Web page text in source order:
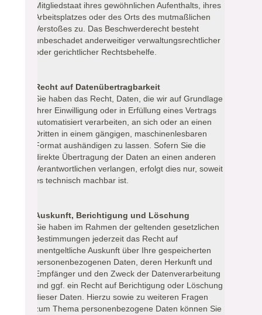
Mitgliedstaat ihres gewöhnlichen Aufenthalts, ihres
Arbeitsplatzes oder des Orts des mutmaßlichen
Verstoßes zu. Das Beschwerderecht besteht
unbeschadet anderweitiger verwaltungsrechtlicher
oder gerichtlicher Rechtsbehelfe.
Recht auf Datenübertragbarkeit
Sie haben das Recht, Daten, die wir auf Grundlage
Ihrer Einwilligung oder in Erfüllung eines Vertrags
automatisiert verarbeiten, an sich oder an einen
Dritten in einem gängigen, maschinenlesbaren
Format aushändigen zu lassen. Sofern Sie die
direkte Übertragung der Daten an einen anderen
Verantwortlichen verlangen, erfolgt dies nur, soweit
es technisch machbar ist.
Auskunft, Berichtigung und Löschung
Sie haben im Rahmen der geltenden gesetzlichen
Bestimmungen jederzeit das Recht auf
unentgeltliche Auskunft über Ihre gespeicherten
personenbezogenen Daten, deren Herkunft und
Empfänger und den Zweck der Datenverarbeitung
und ggf. ein Recht auf Berichtigung oder Löschung
dieser Daten. Hierzu sowie zu weiteren Fragen
zum Thema personenbezogene Daten können Sie